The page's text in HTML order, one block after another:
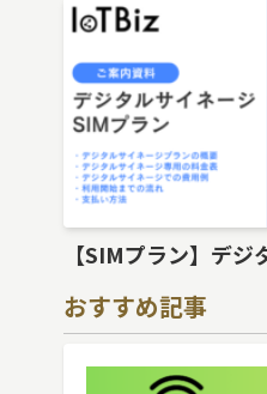
【SIMプラン】デ
おすすめ記事